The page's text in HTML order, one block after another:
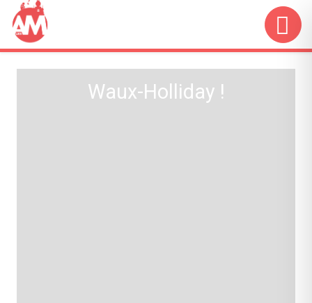
Waux-Holliday !